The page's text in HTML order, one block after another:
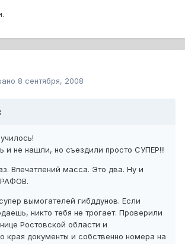
8 сентября, 2008
и не нашли, но съездили просто СУПЕР!!!
Впечатлений масса. Это два. Ну и
вымогателей гибддунов. Если
никто тебя не трогает. Проверили
Ростовской области и
края документы и собственно номера на